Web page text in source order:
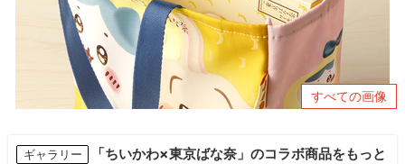
すべての画像
ギャラリー
「ちいかわ×東京ばな奈」のコラボ商品をもっと